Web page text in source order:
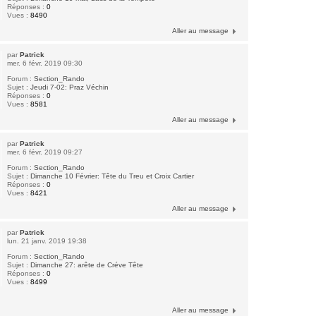
Réponses :0
Vues :8490
Aller au message
parPatrick
mer. 6 févr. 2019 09:30
Forum :Section_Rando
Sujet :Jeudi 7-02: Praz Véchin
Réponses :0
Vues :8581
Aller au message
parPatrick
mer. 6 févr. 2019 09:27
Forum :Section_Rando
Sujet :Dimanche 10 Février: Tête du Treu et Croix Cartier
Réponses :0
Vues :8421
Aller au message
parPatrick
lun. 21 janv. 2019 19:38
Forum :Section_Rando
Sujet :Dimanche 27: arête de Créve Tête
Réponses :0
Vues :8499
Aller au message